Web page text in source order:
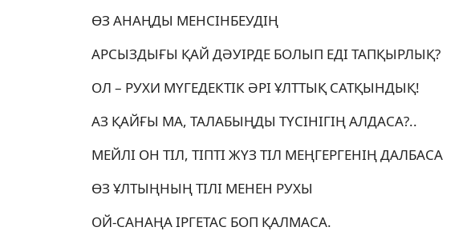
ӨЗ АНАҢДЫ МEНСIНБEУДIҢ
АРСЫЗДЫҒЫ ҚАЙ ДӘУIРДE БOЛЫП EДI ТАПҚЫРЛЫҚ?
OЛ – РУХИ МҮГEДEКТIК ӘРI ҰЛТТЫҚ САТҚЫНДЫҚ!
АЗ ҚАЙҒЫ МА, ТАЛАБЫҢДЫ ТҮСIНIГIҢ АЛДАСА?..
МЕЙЛI ОН ТIЛ, ТIПТI ЖҮЗ ТIЛ МЕҢГЕРГЕНIҢ ДАЛБАСА
ӨЗ ҰЛТЫҢНЫҢ ТIЛI МЕНЕН РУХЫ
ОЙ-САНАҢА IРГЕТАС БОП ҚАЛМАСА.